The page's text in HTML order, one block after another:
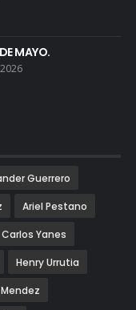
MAYO.
Guerrero
Ariel Pestano
Carlos Yanes
Henry Urrutia